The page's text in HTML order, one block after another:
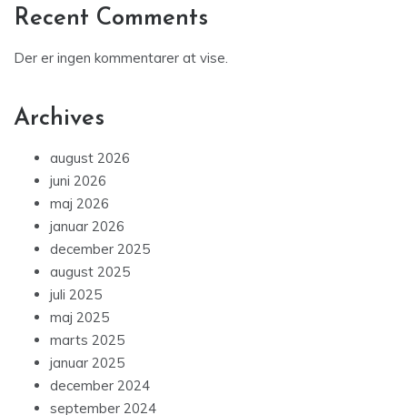
Recent Comments
Der er ingen kommentarer at vise.
Archives
august 2026
juni 2026
maj 2026
januar 2026
december 2025
august 2025
juli 2025
maj 2025
marts 2025
januar 2025
december 2024
september 2024